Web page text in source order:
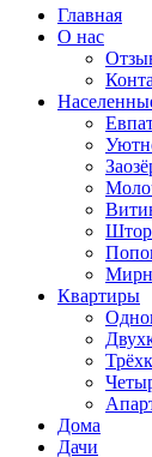
Главная
О нас
Квартиры
Дома
Дачи